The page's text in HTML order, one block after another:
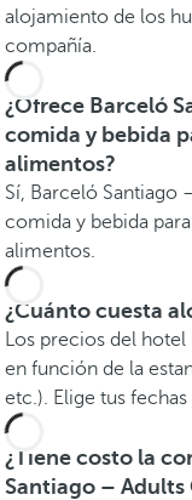
alojamiento de los
compañía.
¿Ofrece Barceló
comida y bebida
alimentos?
Sí, Barceló Santiago
comida y bebida
alimentos.
¿Cuánto cuesta
Los precios del
en función de la
etc.). Elige tus
¿Tiene costo la
Santiago – Adults